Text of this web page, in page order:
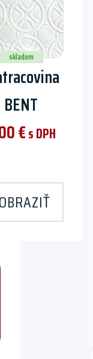
skladom
BENT
€s DPH